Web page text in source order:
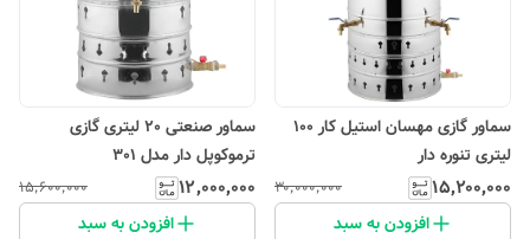
سماور گازی مهسان استیل کار 100
لیتری تنوره دار
۱۵٬۲۰۰٬۰۰۰ ۳۰٬۰۰۰٬۰۰۰
افزودن به سبد
سماور صنعتی 20 لیتری گازی
ترموکوپل دار مدل 301
۱۲٬۰۰۰٬۰۰۰ ۱۵٬۶۰۰٬۰۰۰
افزودن به سبد